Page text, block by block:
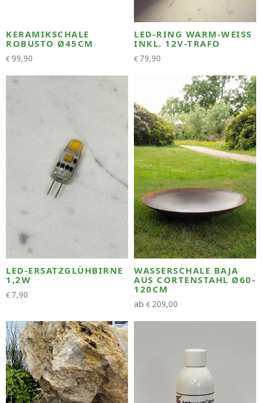
KERAMIKSCHALE
ROBUSTO Ø45CM
€99,90
LED-RING WARM-WEISS I
NKL. 12V-TRAFO
€79,90
LED-ERSATZGLÜHBIRNE
1,2W
€7,90
WASSERSCHALE BAJA
AUS CORTENSTAHL Ø60-
120CM
ab €209,00